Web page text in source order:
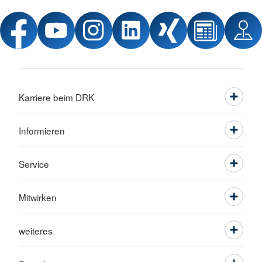
Karriere beim DRK
Informieren
Service
Mitwirken
weiteres